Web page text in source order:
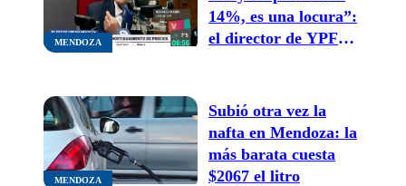
MENDOZA
14%, es una locura”:
el director de YPF
Mendoza y defendió
Vaca Muerta
MENDOZA
Subió otra vez la
nafta en Mendoza: la
más barata cuesta
$2067 el litro